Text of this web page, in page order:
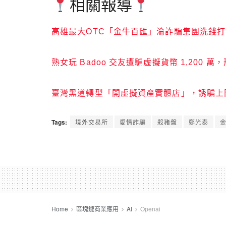
相關報導
高雄最大OTC「金牛百匯」淪詐騙集團洗錢
熟女玩 Badoo 交友遭騙虛擬貨幣 1,200 萬
臺灣黑道轉型「開虛擬資產實體店」，誘騙
Tags: 境外交易所 愛情詐騙 殺豬盤 鄭光泰
Home 區塊鏈商業應用 AI Openai